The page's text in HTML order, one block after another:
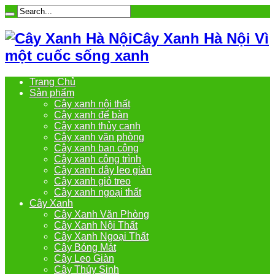
Cây Xanh Hà Nội Vì
một cuốc sống xanh
Trang Chủ
Sản phẩm
Cây xanh nội thất
Cây xanh để bàn
Cây xanh thủy canh
Cây xanh văn phòng
Cây xanh ban công
Cây xanh công trình
Cây xanh dây leo giàn
Cây xanh giỏ treo
Cây xanh ngoại thất
Cây Xanh
Cây Xanh Văn Phòng
Cây Xanh Nội Thất
Cây Xanh Ngoại Thất
Cây Bóng Mát
Cây Leo Giàn
Cây Thủy Sinh